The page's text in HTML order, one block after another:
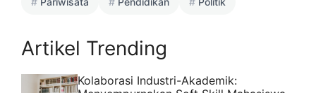
Artikel Trending
Kolaborasi Industri-Akademik: